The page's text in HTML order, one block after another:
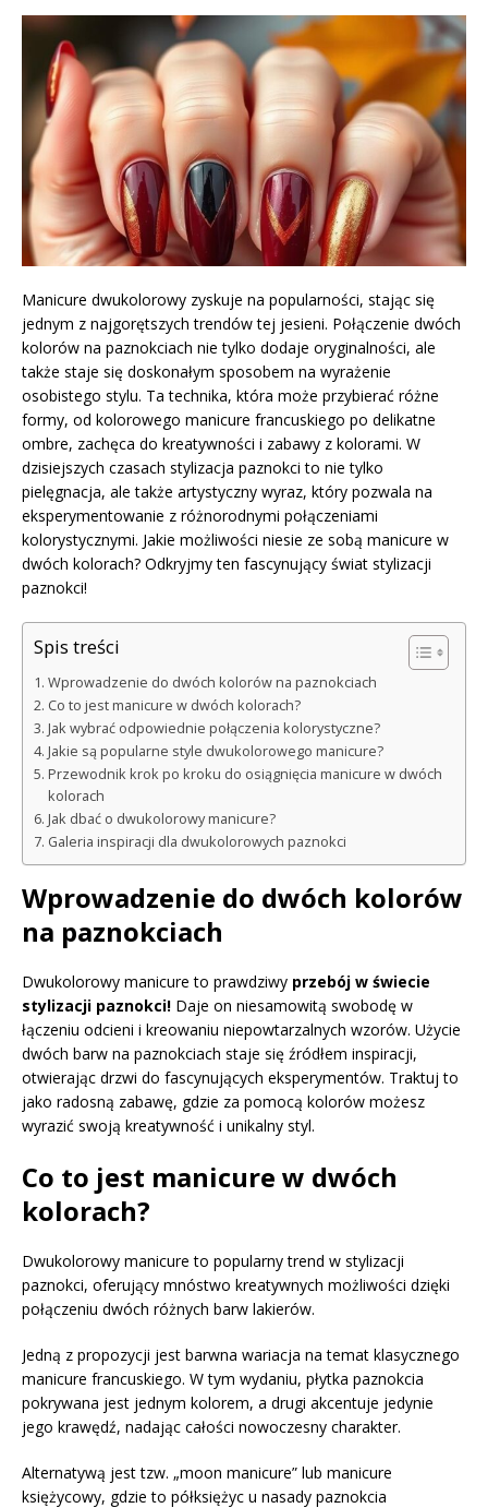
Manicure dwukolorowy zyskuje na popularności, stając się
jednym z najgorętszych trendów tej jesieni. Połączenie dwóch
kolorów na paznokciach nie tylko dodaje oryginalności, ale
także staje się doskonałym sposobem na wyrażenie
osobistego stylu. Ta technika, która może przybierać różne
formy, od kolorowego manicure francuskiego po delikatne
ombre, zachęca do kreatywności i zabawy z kolorami. W
dzisiejszych czasach stylizacja paznokci to nie tylko
pielęgnacja, ale także artystyczny wyraz, który pozwala na
eksperymentowanie z różnorodnymi połączeniami
kolorystycznymi. Jakie możliwości niesie ze sobą manicure w
dwóch kolorach? Odkryjmy ten fascynujący świat stylizacji
paznokci!
Spis treści
Wprowadzenie do dwóch kolorów na paznokciach
Co to jest manicure w dwóch kolorach?
Jak wybrać odpowiednie połączenia kolorystyczne?
Jakie są popularne style dwukolorowego manicure?
Przewodnik krok po kroku do osiągnięcia manicure w dwóch
kolorach
Jak dbać o dwukolorowy manicure?
Galeria inspiracji dla dwukolorowych paznokci
Wprowadzenie do dwóch kolorów
na paznokciach
Dwukolorowy manicure to prawdziwy przebój w świecie
stylizacji paznokci! Daje on niesamowitą swobodę w
łączeniu odcieni i kreowaniu niepowtarzalnych wzorów. Użycie
dwóch barw na paznokciach staje się źródłem inspiracji,
otwierając drzwi do fascynujących eksperymentów. Traktuj to
jako radosną zabawę, gdzie za pomocą kolorów możesz
wyrazić swoją kreatywność i unikalny styl.
Co to jest manicure w dwóch
kolorach?
Dwukolorowy manicure to popularny trend w stylizacji
paznokci, oferujący mnóstwo kreatywnych możliwości dzięki
połączeniu dwóch różnych barw lakierów.
Jedną z propozycji jest barwna wariacja na temat klasycznego
manicure francuskiego. W tym wydaniu, płytka paznokcia
pokrywana jest jednym kolorem, a drugi akcentuje jedynie
jego krawędź, nadając całości nowoczesny charakter.
Alternatywą jest tzw. „moon manicure” lub manicure
księżycowy, gdzie to półksiężyc u nasady paznokcia